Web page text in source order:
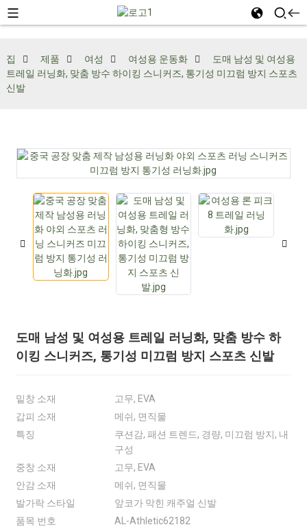
집 제품 여성 여성용 운동화
도매 남성 및 여성용
트레일 러닝화, 맞춤 방수 하이킹 스니커즈, 통기성 미끄럼 방지 스포츠
신발
도매 남성 및 여성용 트레일 러닝화, 맞춤 방수 하
이킹 스니커즈, 통기성 미끄럼 방지 스포츠 신발
밑창 소재
고무, EVA
갑피 소재
메쉬, 면직물
특징
쿠션감, 패션 트렌드, 경량, 미끄럼 방지, 내
구성
중창 소재
고무, EVA
안감 소재
메쉬, 면직물
발가락 스타일
앞코가 막힌 캐주얼 신발
품목 번호
AL-Athletic62182